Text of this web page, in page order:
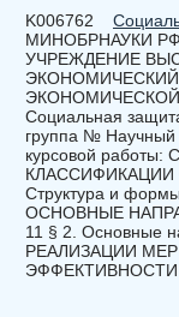
K006762
МИНОБРНАУКИ
УЧРЕЖДЕНИЕ
Социальная
группа № Научный
курсовой
КЛАССИФИКАЦИИ
Структура и
ОСНОВНЫЕ
11 § 2. Основные
РЕАЛИЗАЦИИ
ЭФФЕКТИВНОСТИ